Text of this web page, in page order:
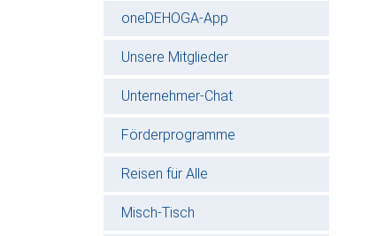
oneDEHOGA-App
Unsere Mitglieder
Unternehmer-Chat
Förderprogramme
Reisen für Alle
Misch-Tisch